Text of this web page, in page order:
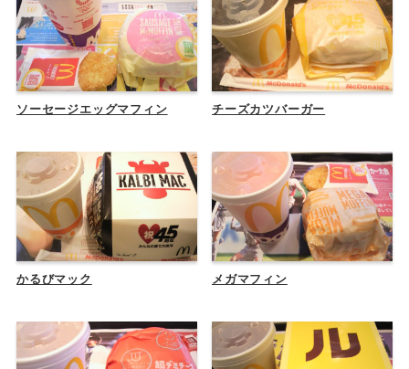
ソーセージエッグマフィン チーズカツバーガー
かるびマック メガマフィン